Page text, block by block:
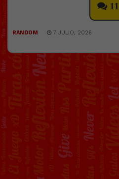
RANDOM 7 JULIO, 2026